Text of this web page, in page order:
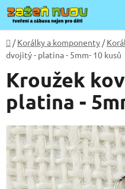
Přejít
na
obsah
Domů
/ Korálky a komponenty /
dvojitý - platina - 5mm- 10 kusů
Kroužek
platina -